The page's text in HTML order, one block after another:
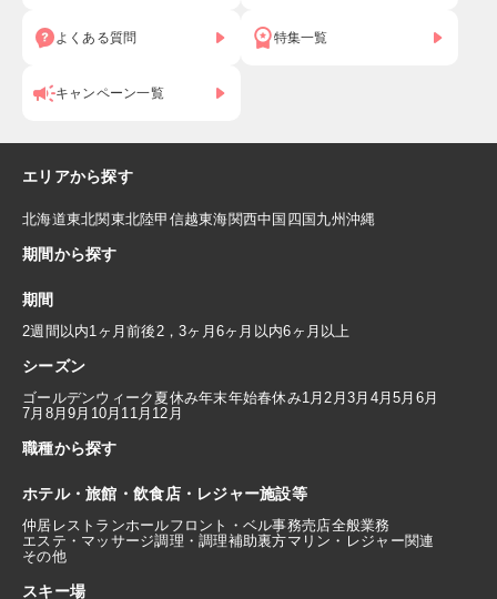
よくある質問 特集一覧
キャンペーン一覧
エリアから探す
北海道東北関東北陸甲信越東海関西中国 四国 九州 沖縄
期間から探す
期間
2週間以内1ヶ月前後2，3ヶ月 6ヶ月以内6ヶ月以上
シーズン
ゴールデンウィーク 夏休み年末年始春休み1月2月3月 4月5月 6月
7月 8月9月 10月 11月 12月
職種から探す
ホテル・旅館・飲食店・レジャー施設等
仲居 レストランホールフロント・ベル事務売店全般業務
エステ・マッサージ調理・調理補助裏方マリン・レジャー関連
その他
スキー場